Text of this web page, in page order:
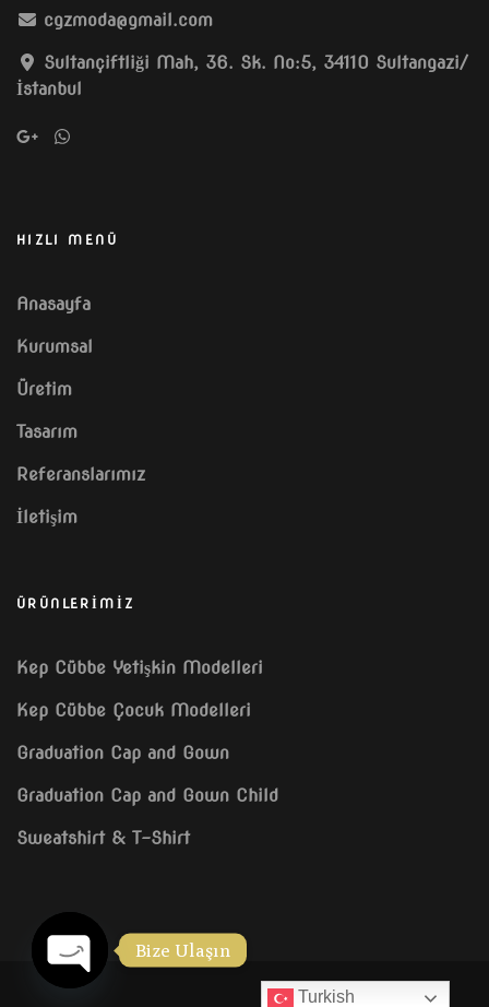
cgzmoda@gmail.com
Sultançiftliği Mah, 36. Sk. No:5, 34110 Sultangazi/
İstanbul
HIZLI MENÜ
Anasayfa
Kurumsal
Üretim
Tasarım
Referanslarımız
İletişim
ÜRÜNLERİMİZ
Kep Cübbe Yetişkin Modelleri
Kep Cübbe Çocuk Modelleri
Graduation Cap and Gown
Graduation Cap and Gown Child
Sweatshirt & T-Shirt
Turkish
Bize Ulaşın